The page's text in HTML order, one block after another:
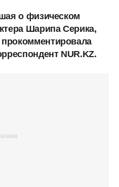
о физическом
Шарипа Серика,
NUR.KZ.